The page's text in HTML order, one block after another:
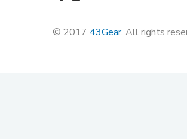
© 2017 43Gear. All rights